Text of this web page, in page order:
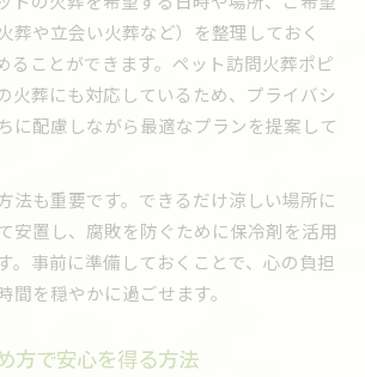
葬や立会い火葬など）を整理しておく
ることができます。ペット訪問火葬ポピ
火葬にも対応しているため、プライバシ
に配慮しながら最適なプランを提案して
法も重要です。できるだけ涼しい場所に
安置し、腐敗を防ぐために保冷剤を活用
。事前に準備しておくことで、心の負担
間を穏やかに過ごせます。
方で安心を得る方法